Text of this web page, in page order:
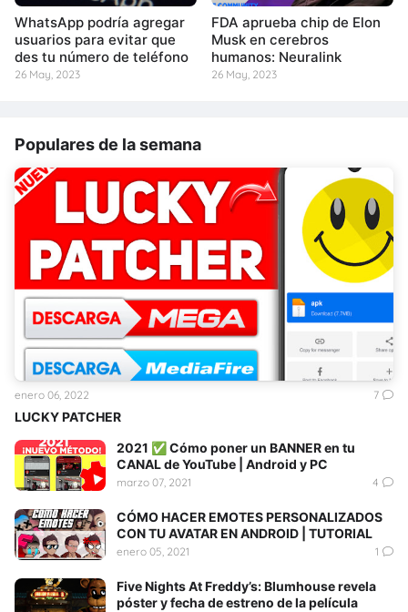
WhatsApp podría agregar
usuarios para evitar que
des tu número de teléfono
26 May, 2023
FDA aprueba chip de Elon
Musk en cerebros
humanos: Neuralink
26 May, 2023
Populares de la semana
LUCKY PATCHER
enero 06, 2022 7
2021 ✅ Cómo poner un BANNER en tu
CANAL de YouTube | Android y PC
marzo 07, 2021 4
CÓMO HACER EMOTES PERSONALIZADOS
CON TU AVATAR EN ANDROID | TUTORIAL
enero 05, 2021 1
Five Nights At Freddy’s: Blumhouse revela
póster y fecha de estreno de la película